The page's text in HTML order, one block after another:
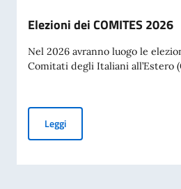
Elezioni dei COMITES 2026
Nel 2026 avranno luogo le
Comitati degli Italiani all’Estero
LeggiElezioni dei COMITES 2026